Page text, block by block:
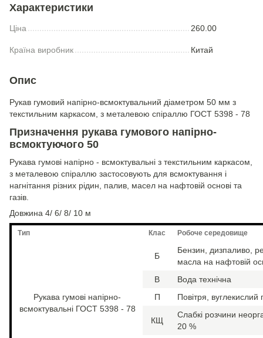
Характеристики
Ціна 260.00
Країна виробник Китай
Опис
Рукав гумовий напірно-всмоктувальний діаметром 50 мм з
текстильним каркасом, з металевою спіраллю ГОСТ 5398 - 78
Призначення рукава гумового напірно-
всмоктуючого 50
Рукава гумові напірно - всмоктувальні з текстильним каркасом,
з металевою спіраллю застосовують для всмоктування і
нагнітання різних рідин, палив, масел на нафтовій основі та
газів.
Довжина 4/ 6/ 8/ 10 м
Тип Клас Робоче середовище
Рукава гумові напірно-
всмоктувальні ГОСТ 5398 - 78
Б
Бензин, дизпаливо,
масла на нафтовій
В
Вода технічна
П
Повітря, вуглекислий
КЩ
Слабкі розчини
20 %